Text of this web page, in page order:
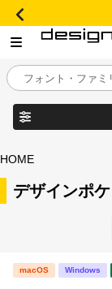
目的別フォントガ
特集
年間ライセンス商
HOME
デザインポ
macOS Windows